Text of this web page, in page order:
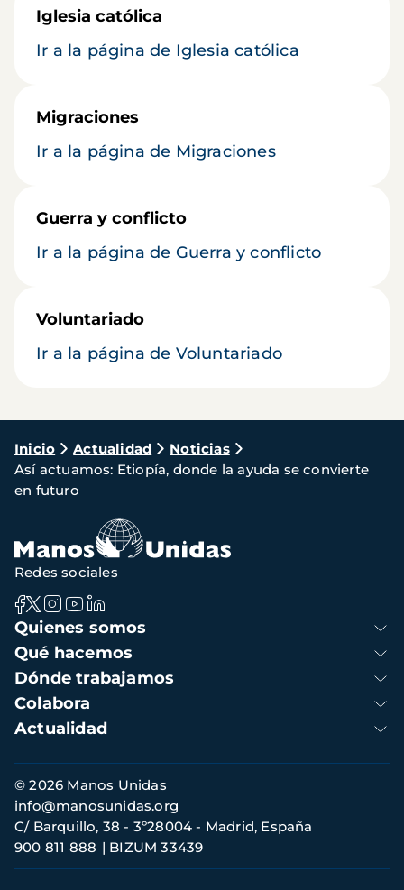
Iglesia católica
Ir a la página de Iglesia católica
Migraciones
Ir a la página de Migraciones
Guerra y conflicto
Ir a la página de Guerra y conflicto
Voluntariado
Ir a la página de Voluntariado
Ruta
de
navegación
Inicio Actualidad
Noticias
Así actuamos: Etiopía, donde la ayuda se convierte
en futuro
Navegación
principal
Quienes somos
Qué hacemos
Dónde trabajamos
Colabora
Actualidad
Redes sociales
Información
de
contacto
© 2026 Manos Unidas
C/ Barquillo, 38 - 3º28004 - Madrid, España
900 811 888
BIZUM 33439
info@manosunidas.org